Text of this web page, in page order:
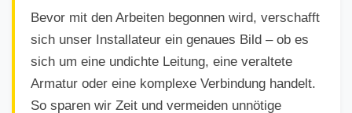
Bevor mit den Arbeiten begonnen wird, verschafft
sich unser Installateur ein genaues Bild – ob es
sich um eine undichte Leitung, eine veraltete
Armatur oder eine komplexe Verbindung handelt.
So sparen wir Zeit und vermeiden unnötige